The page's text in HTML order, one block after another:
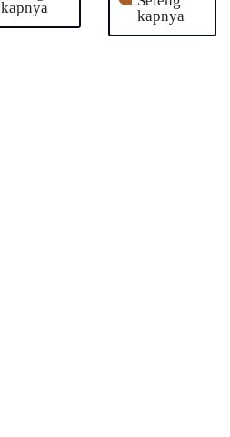
kapnya
kapnya